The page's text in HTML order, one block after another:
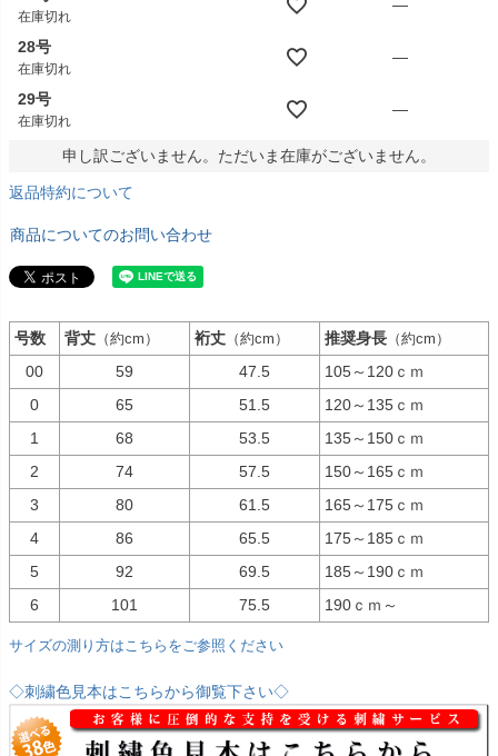
在庫切れ
—
28号
在庫切れ
—
29号
在庫切れ
—
申し訳ございません。ただいま在庫がございません。
返品特約について
商品についてのお問い合わせ
号数 背丈 （約cm） 裄丈 （約cm） 推奨身長 （約cm）
00 59 47.5
105～120ｃｍ
0
65 51.5
120～135ｃｍ
1
68 53.5
135～150ｃｍ
2
74 57.5
150～165ｃｍ
3
80 61.5
165～175ｃｍ
4
86 65.5
175～185ｃｍ
5
92 69.5
185～190ｃｍ
6
101 75.5 190ｃｍ～
サイズの測り方はこちらをご参照ください
◇刺繍色見本はこちらから御覧下さい◇